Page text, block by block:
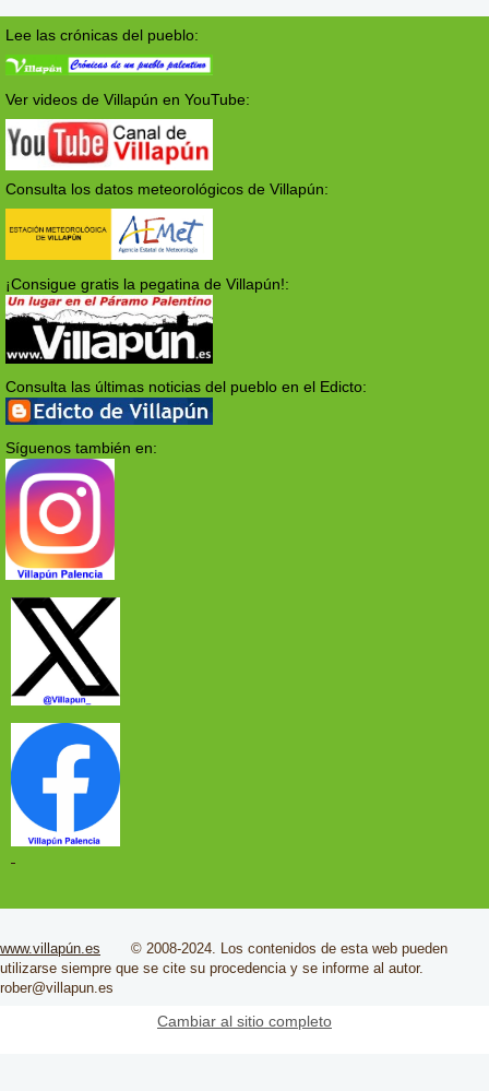
Lee las crónicas del pueblo:
Ver videos de Villapún en YouTube:
Consulta los datos meteorológicos de Villapún:
¡Consigue gratis la pegatina de Villapún!:
Consulta las últimas noticias del pueblo en el Edicto:
Síguenos también en:
www.villapún.es © 2008-2024. Los contenidos de esta web pueden
utilizarse siempre que se cite su procedencia y se informe al autor.
rober@villapun.es
Cambiar al sitio completo